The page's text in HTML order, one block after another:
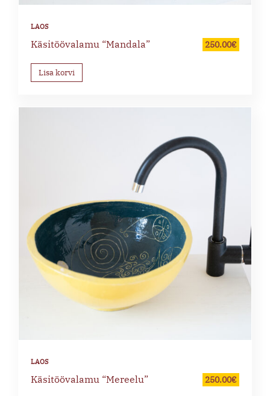
Käsitöövalamu “Mandala” 250.00€
Lisa korvi
Käsitöövalamu “Mereelu” 250.00€